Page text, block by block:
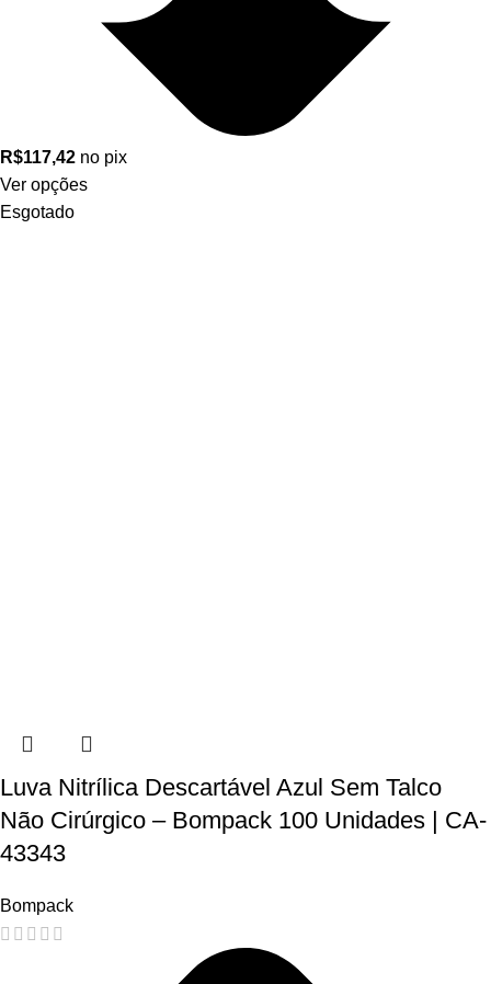
R$117,42 no pix
Ver opções
Esgotado
Luva Nitrílica Descartável Azul Sem Talco
Não Cirúrgico – Bompack 100 Unidades | CA-
43343
Bompack